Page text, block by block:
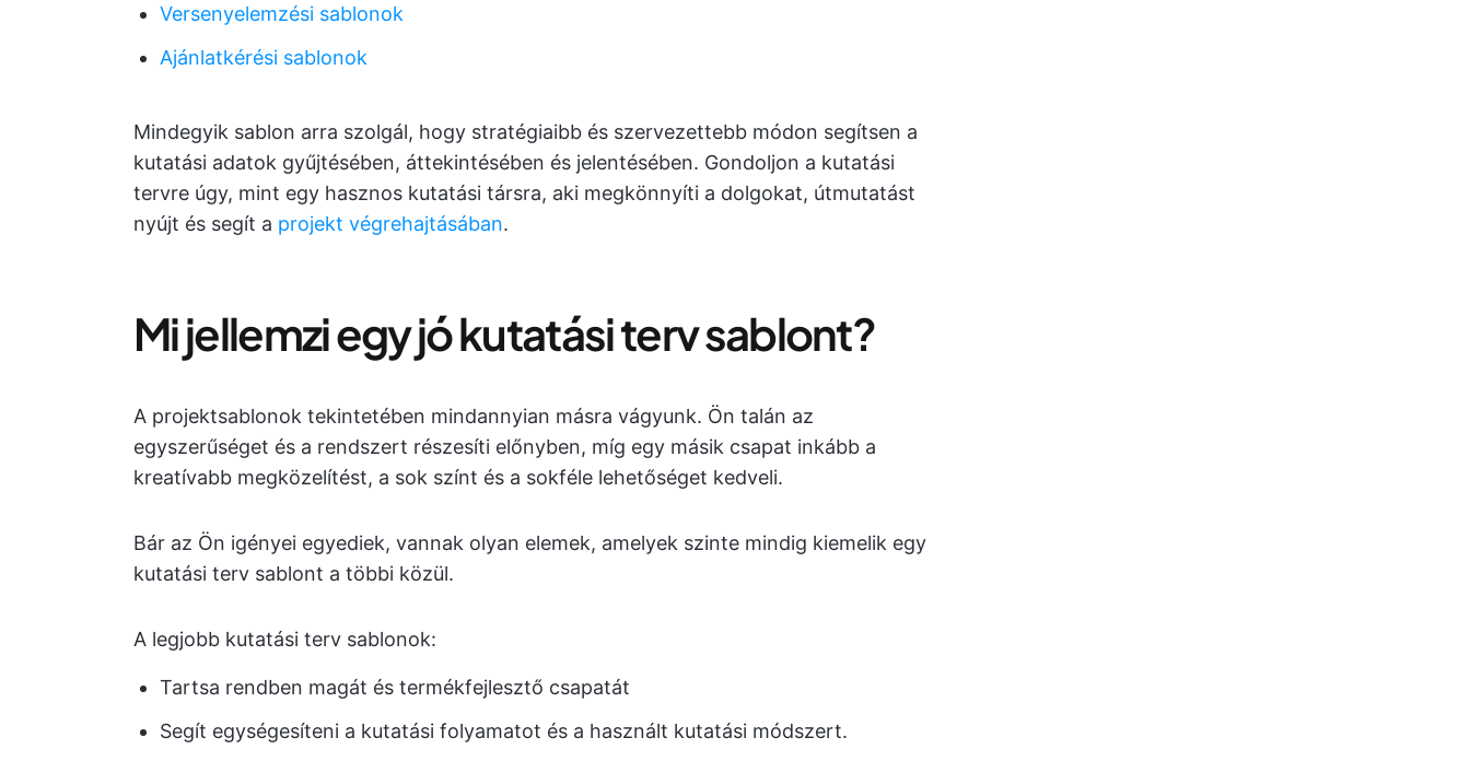
Versenyelemzési sablonok
Ajánlatkérési sablonok
Mindegyik sablon arra szolgál, hogy stratégiaibb és szervezettebb módon segítsen a
kutatási adatok gyűjtésében, áttekintésében és jelentésében. Gondoljon a kutatási
tervre úgy, mint egy hasznos kutatási társra, aki megkönnyíti a dolgokat, útmutatást
nyújt és segít a projekt végrehajtásában.
Mi jellemzi egy jó kutatási terv sablont?
A projektsablonok tekintetében mindannyian másra vágyunk. Ön talán az
egyszerűséget és a rendszert részesíti előnyben, míg egy másik csapat inkább a
kreatívabb megközelítést, a sok színt és a sokféle lehetőséget kedveli.
Bár az Ön igényei egyediek, vannak olyan elemek, amelyek szinte mindig kiemelik egy
kutatási terv sablont a többi közül.
A legjobb kutatási terv sablonok:
Tartsa rendben magát és termékfejlesztő csapatát
Segít egységesíteni a kutatási folyamatot és a használt kutatási módszert.